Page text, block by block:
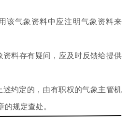
该气象资料中应注明气象资料来
资料存有疑问，应及时反馈给提供
约定的，由有职权的气象主管机
规定查处。